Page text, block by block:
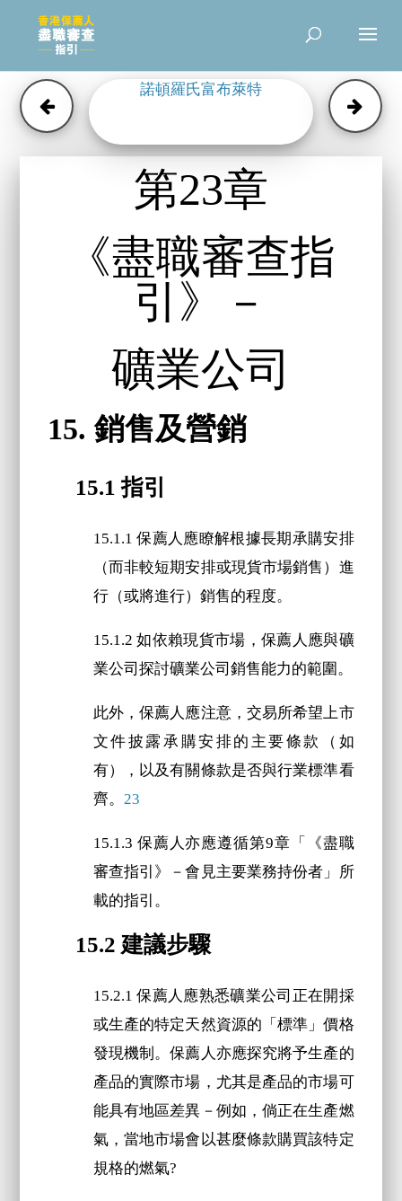
諾頓羅氏富布萊特
第23章
《盡職審查指
引》－
礦業公司
15. 銷售及營銷
15.1 指引
15.1.1 保薦人應瞭解根據長期承購安排
（而非較短期安排或現貨市場銷售）進
行（或將進行）銷售的程度。
15.1.2 如依賴現貨市場，保薦人應與礦
業公司探討礦業公司銷售能力的範圍。
此外，保薦人應注意，交易所希望上市
文件披露承購安排的主要條款（如
有），以及有關條款是否與行業標準看
齊。 23
15.1.3 保薦人亦應遵循第9章「《盡職
審查指引》－會見主要業務持份者」所
載的指引。
15.2 建議步驟
15.2.1 保薦人應熟悉礦業公司正在開採
或生產的特定天然資源的「標準」價格
發現機制。保薦人亦應探究將予生產的
產品的實際市場，尤其是產品的市場可
能具有地區差異－例如，倘正在生產燃
氣，當地市場會以甚麼條款購買該特定
規格的燃氣?